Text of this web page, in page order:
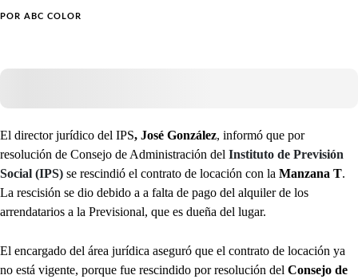
POR ABC COLOR
El director jurídico del IPS, José González, informó que por
resolución de Consejo de Administración del Instituto de Previsión
Social (IPS) se rescindió el contrato de locación con la Manzana T.
La rescisión se dio debido a a falta de pago del alquiler de los
arrendatarios a la Previsional, que es dueña del lugar.
El encargado del área jurídica aseguró que el contrato de locación ya
no está vigente, porque fue rescindido por resolución del Consejo de